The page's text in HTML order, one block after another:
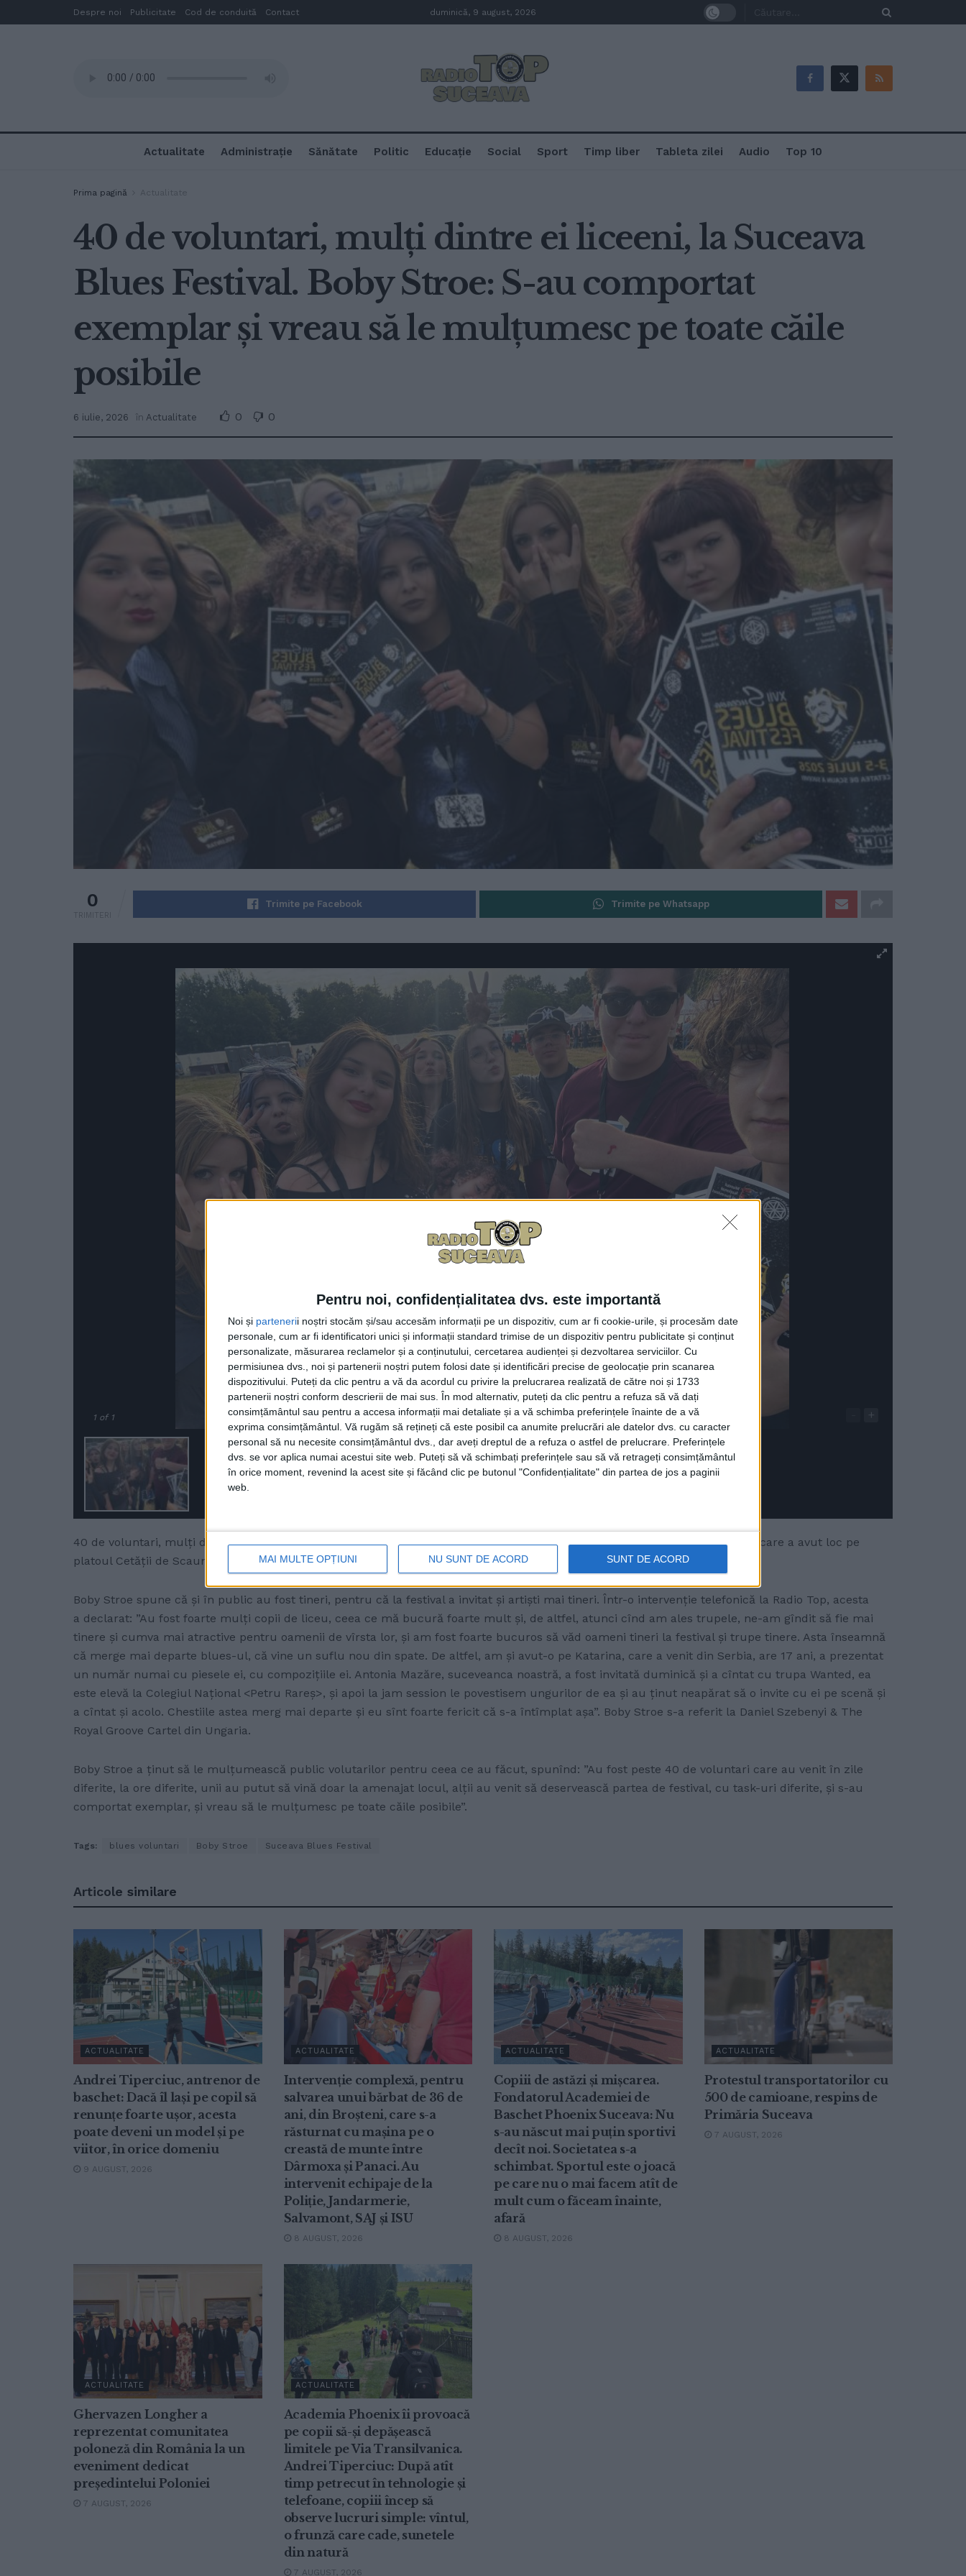
Pentru noi, confidențialitatea dvs. este importantă
Noi și partenerii noștri stocăm și/sau accesăm informații pe un dispozitiv, cum ar fi cookie-urile, și procesăm date
personale, cum ar fi identificatori unici și informații standard trimise de un dispozitiv pentru publicitate și conținut
personalizate, măsurarea reclamelor și a conținutului, cercetarea audienței și dezvoltarea serviciilor. Cu
permisiunea dvs., noi și partenerii noștri putem folosi date și identificări precise de geolocație prin scanarea
dispozitivului. Puteți da clic pentru a vă da acordul cu privire la prelucrarea realizată de către noi și 1733
partenerii noștri conform descrierii de mai sus. În mod alternativ, puteți da clic pentru a refuza să vă dați
consimțământul sau pentru a accesa informații mai detaliate și a vă schimba preferințele înainte de a vă
exprima consimțământul. Vă rugăm să rețineți că este posibil ca anumite prelucrări ale datelor dvs. cu caracter
personal să nu necesite consimțământul dvs., dar aveți dreptul de a refuza o astfel de prelucrare. Preferințele
dvs. se vor aplica numai acestui site web. Puteți să vă schimbați preferințele sau să vă retrageți consimțământul
în orice moment, revenind la acest site și făcând clic pe butonul "Confidențialitate" din partea de jos a paginii
web.
MAI MULTE OPȚIUNI NU SUNT DE ACORD SUNT DE ACORD
Despre noi Publicitate Cod de conduită Contact duminică, 9 august, 2026
Actualitate Administrație Sănătate Politic Educație Social Sport Timp liber Tableta zilei Audio Top 10
Prima pagină Actualitate
40 de voluntari, mulți dintre ei liceeni, la Suceava
Blues Festival. Boby Stroe: S-au comportat
exemplar și vreau să le mulțumesc pe toate căile
posibile
6 iulie, 2026 în Actualitate 0 0
0
TRIMITERI
Trimite pe Facebook Trimite pe Whatsapp
1 of 1 +
40 de voluntari, mulți dintre ei liceeni, au avut grijă ca lucrurile să fie în regulă în cele trei zile ale Suceava Blues Festival, care a avut loc pe
platoul Cetății de Scaun a Sucevei între 3 și 5 iulie.
Boby Stroe spune că și în public au fost tineri, pentru că la festival a invitat și artiști mai tineri. Într-o intervenție telefonică la Radio Top, acesta
a declarat: ”Au fost foarte mulți copii de liceu, ceea ce mă bucură foarte mult și, de altfel, atunci cînd am ales trupele, ne-am gîndit să fie mai
tinere și cumva mai atractive pentru oamenii de vîrsta lor, și am fost foarte bucuros să văd oameni tineri la festival și trupe tinere. Asta înseamnă
că merge mai departe blues-ul, că vine un suflu nou din spate. De altfel, am și avut-o pe Katarina, care a venit din Serbia, are 17 ani, a prezentat
un număr numai cu piesele ei, cu compozițiile ei. Antonia Mazăre, suceveanca noastră, a fost invitată duminică și a cîntat cu trupa Wanted, ea
este elevă la Colegiul Național <Petru Rareș>, și apoi la jam session le povestisem ungurilor de ea și au ținut neapărat să o invite cu ei pe scenă și
a cîntat și acolo. Chestiile astea merg mai departe și eu sînt foarte fericit că s-a întîmplat așa”. Boby Stroe s-a referit la Daniel Szebenyi & The
Royal Groove Cartel din Ungaria.
Boby Stroe a ținut să le mulțumească public volutarilor pentru ceea ce au făcut, spunînd: ”Au fost peste 40 de voluntari care au venit în zile
diferite, la ore diferite, unii au putut să vină doar la amenajat locul, alții au venit să deservească partea de festival, cu task-uri diferite, și s-au
comportat exemplar, și vreau să le mulțumesc pe toate căile posibile”.
Tags: blues voluntari Boby Stroe Suceava Blues Festival
Articole similare
ACTUALITATE
Andrei Tiperciuc, antrenor de
baschet: Dacă îl lași pe copil să
renunțe foarte ușor, acesta
poate deveni un model și pe
viitor, în orice domeniu
9 AUGUST, 2026
ACTUALITATE
Intervenție complexă, pentru
salvarea unui bărbat de 36 de
ani, din Broșteni, care s-a
răsturnat cu mașina pe o
creastă de munte între
Dârmoxa și Panaci. Au
intervenit echipaje de la
Poliție, Jandarmerie,
Salvamont, SAJ și ISU
8 AUGUST, 2026
ACTUALITATE
Copiii de astăzi și mișcarea.
Fondatorul Academiei de
Baschet Phoenix Suceava: Nu
s-au născut mai puțin sportivi
decît noi. Societatea s-a
schimbat. Sportul este o joacă
pe care nu o mai facem atît de
mult cum o făceam înainte,
afară
8 AUGUST, 2026
ACTUALITATE
Protestul transportatorilor cu
500 de camioane, respins de
Primăria Suceava
7 AUGUST, 2026
ACTUALITATE
Ghervazen Longher a
reprezentat comunitatea
poloneză din România la un
eveniment dedicat
președintelui Poloniei
7 AUGUST, 2026
ACTUALITATE
Academia Phoenix îi provoacă
pe copii să-și depășească
limitele pe Via Transilvanica.
Andrei Tiperciuc: După atît
timp petrecut în tehnologie și
telefoane, copiii încep să
observe lucruri simple: vîntul,
o frunză care cade, sunetele
din natură
7 AUGUST, 2026